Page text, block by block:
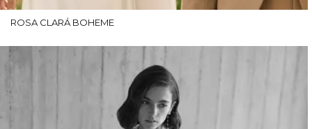
ROSA CLARÁ BOHEME